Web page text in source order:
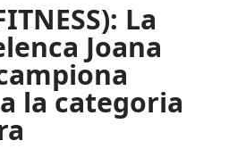
La
Joana
a la categoria